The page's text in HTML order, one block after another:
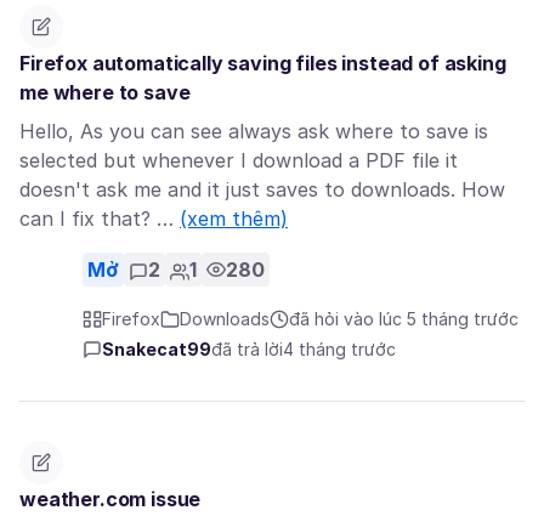
Firefox automatically saving files instead of asking
me where to save
Hello, As you can see always ask where to save is
selected but whenever I download a PDF file it
doesn't ask me and it just saves to downloads. How
can I fix that? … (xem thêm)
Mở 2 1 280
Firefox Downloads
đã hỏi vào lúc 5 tháng trước
Snakecat99đã trả lời4 tháng trước
weather.com issue